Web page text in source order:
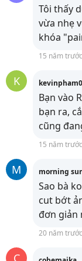
Tôi thấy
vừa nhẹ
khóa
15 năm trước
K
Bạn vào
bạn ra,
cũng
15 năm trước
M morning
Sao bà
cut bớt
đơn giản
20 năm trước
C